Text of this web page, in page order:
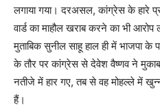
लगाया गया। दरअसल, कांग्रेस के हारे
वार्ड का माहौल खराब करने का भी आरोप
मुताबिक सुनील साहू हाल ही में भाजपा के
के तौर पर कांग्रेस से देवेश वैष्णव ने
नतीजे में हार गए, तब से वह मोहल्ले में
हैं।